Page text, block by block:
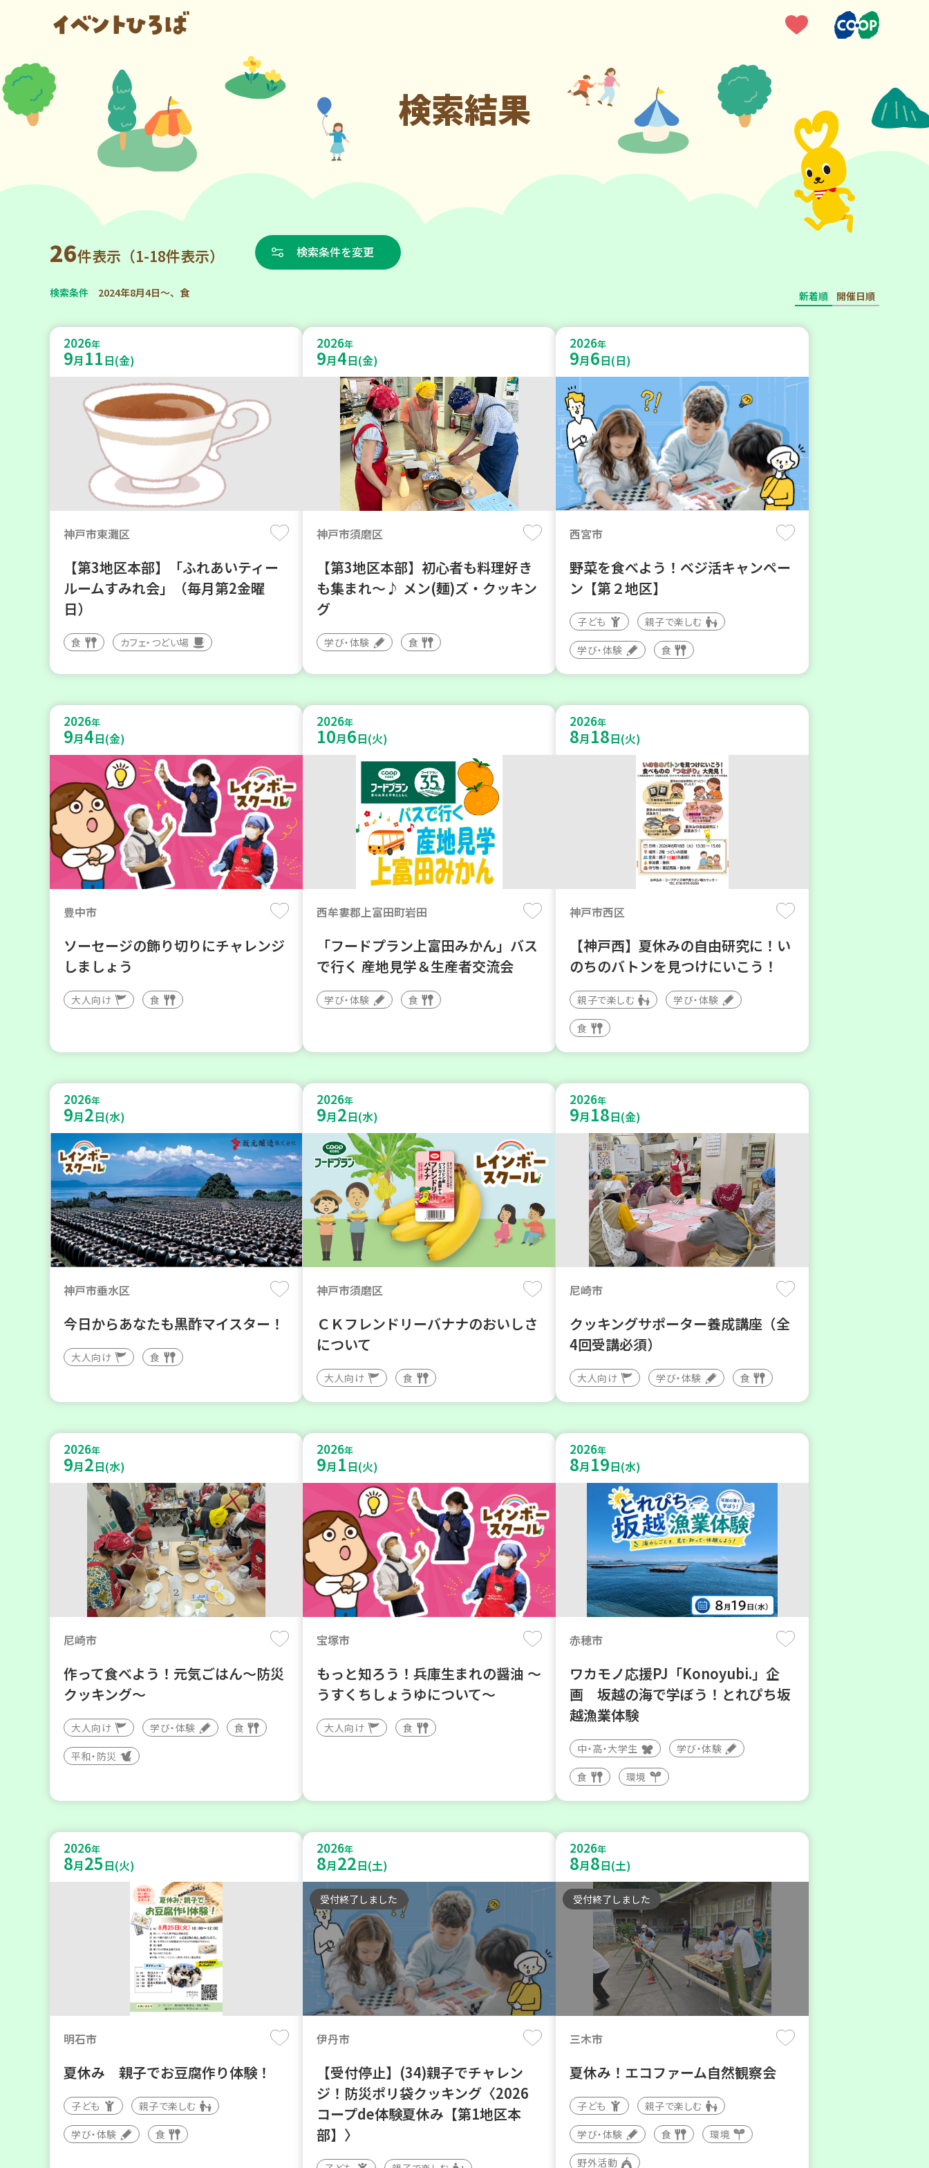
検索結果
26件表示（1-18件表示） 検索条件を変更
検索条件 2024年8月4日～、食 新着順 開催日順
2026年
9月 11日(金)
神戸市東灘区
【第3地区本部】「ふれあいティー
ルームすみれ会」（毎月第2金曜
日）
食 カフェ・つどい場
2026年
9月4日(金)
神戸市須磨区
【第3地区本部】初心者も料理好き
も集まれ～♪ メン(麺)ズ・クッキン
グ
学び・体験 食
2026年
9月6日(日)
西宮市
野菜を食べよう！ベジ活キャンペー
ン【第２地区】
子ども 親子で楽しむ
学び・体験 食
2026年
9月4日(金)
豊中市
ソーセージの飾り切りにチャレンジ
しましょう
大人向け 食
2026年
10月6日(火)
西牟婁郡上富田町岩田
「フードプラン上富田みかん」バス
で行く 産地見学＆生産者交流会
学び・体験 食
2026年
8月 18日(火)
神戸市西区
【神戸西】夏休みの自由研究に！い
のちのバトンを見つけにいこう！
親子で楽しむ 学び・体験
食
2026年
9月2日(水)
神戸市垂水区
今日からあなたも黒酢マイスター！
大人向け 食
2026年
9月2日(水)
神戸市須磨区
ＣＫフレンドリーバナナのおいしさ
について
大人向け 食
2026年
9月 18日(金)
尼崎市
クッキングサポーター養成講座（全
4回受講必須）
大人向け 学び・体験 食
2026年
9月2日(水)
尼崎市
作って食べよう！元気ごはん～防災
クッキング～
大人向け 学び・体験 食
平和・防災
2026年
9月 1日(火)
宝塚市
もっと知ろう！兵庫生まれの醤油 ～
うすくちしょうゆについて～
大人向け 食
2026年
8月 19日(水)
赤穂市
ワカモノ応援PJ「Konoyubi.」企
画 坂越の海で学ぼう！とれぴち坂
越漁業体験
中・高・大学生 学び・体験
食 環境
2026年
8月25日(火)
明石市
夏休み 親子でお豆腐作り体験！
子ども 親子で楽しむ
学び・体験 食
2026年
8月22日(土)
受付終了しました
伊丹市
【受付停止】(34)親子でチャレン
ジ！防災ポリ袋クッキング〈2026
コープde体験夏休み【第1地区本
部】〉
2026年
8月8日(土)
受付終了しました
三木市
夏休み！エコファーム自然観察会
子ども 親子で楽しむ
学び・体験 食 環境
野外活動